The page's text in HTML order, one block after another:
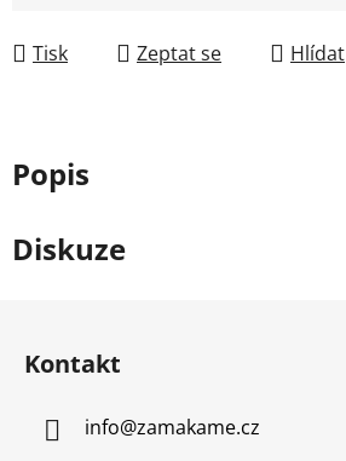
Tisk Zeptat se Hlídat
Popis
Diskuze
Kontakt
info@zamakame.cz